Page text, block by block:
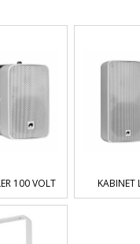
100 VOLT KABINET